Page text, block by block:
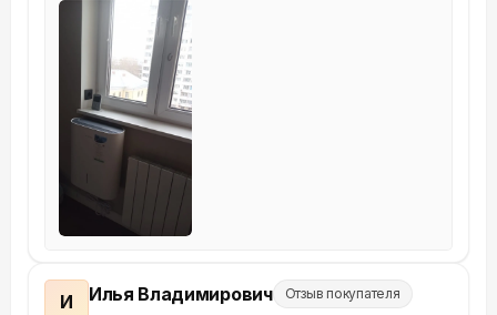
И Илья Владимирович Отзыв покупателя